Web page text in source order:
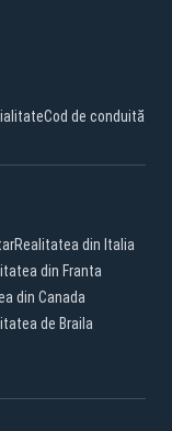
Cod de conduită
Realitatea din Italia
din Franta
din Canada
de Braila